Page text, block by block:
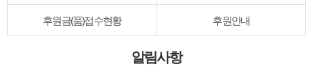
후원금(품)접수현황 후원안내
알림사항